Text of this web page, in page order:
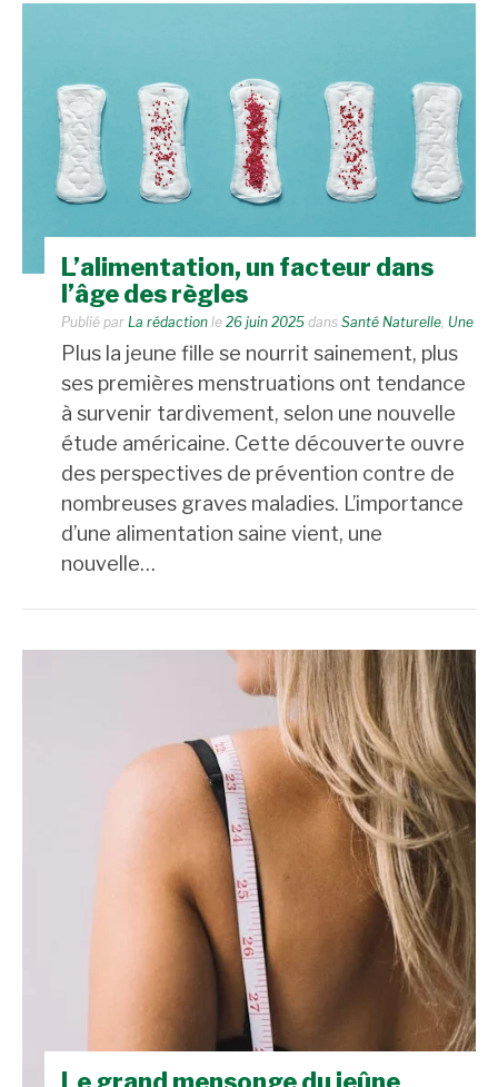
L’alimentation, un facteur dans
l’âge des règles
Publié par La rédaction le 26 juin 2025 dans Santé Naturelle, Une
Plus la jeune fille se nourrit sainement, plus
ses premières menstruations ont tendance
à survenir tardivement, selon une nouvelle
étude américaine. Cette découverte ouvre
des perspectives de prévention contre de
nombreuses graves maladies. L’importance
d’une alimentation saine vient, une
nouvelle…